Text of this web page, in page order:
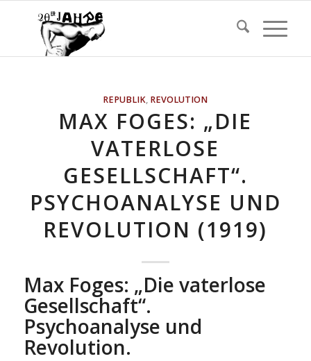
REPUBLIK, REVOLUTION
MAX FOGES: „DIE
VATERLOSE
GESELLSCHAFT“.
PSYCHOANALYSE UND
REVOLUTION (1919)
Max Foges: „Die vaterlose
Gesellschaft“.
Psychoanalyse und
Revolution.